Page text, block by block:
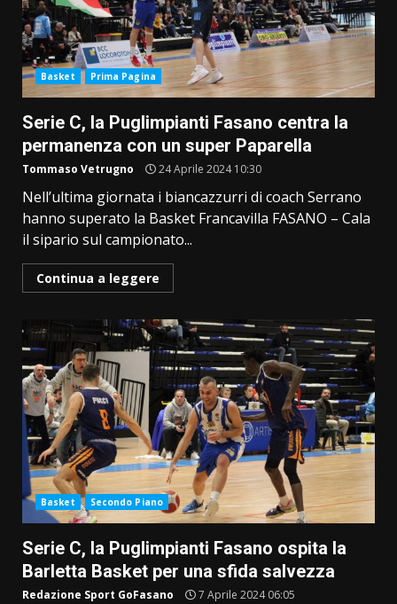
Basket Prima Pagina
Serie C, la Puglimpianti Fasano centra la
permanenza con un super Paparella
Tommaso Vetrugno 24 Aprile 2024 10:30
Nell’ultima giornata i biancazzurri di coach Serrano
hanno superato la Basket Francavilla FASANO – Cala
il sipario sul campionato...
Continua a leggere
Basket Secondo Piano
Serie C, la Puglimpianti Fasano ospita la
Barletta Basket per una sfida salvezza
Redazione Sport GoFasano 7 Aprile 2024 06:05